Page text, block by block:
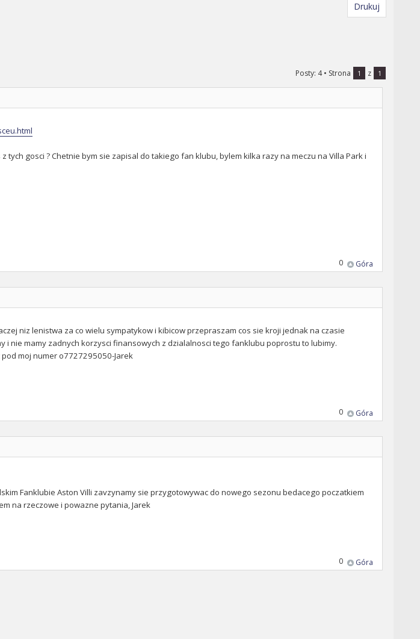
Drukuj
Posty: 4 • Strona 1 z 1
tych gosci ? Chetnie bym sie zapisal do takiego fan klubu, bylem kilka razy na meczu na Villa Park i
Góra
0
niz lenistwa za co wielu sympatykow i kibicow przepraszam cos sie kroji jednak na czasie
i nie mamy zadnych korzysci finansowych z dzialalnosci tego fanklubu poprostu to lubimy.
moj numer o7727295050-Jarek
Góra
0
Fanklubie Aston Villi zavzynamy sie przygotowywac do nowego sezonu bedacego poczatkiem
na rzeczowe i powazne pytania, Jarek
Góra
0